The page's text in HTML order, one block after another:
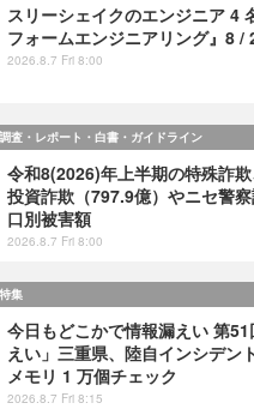
スリーシェイクのエンジニア 4
フォームエンジニアリング』8 /
2026.8.7 Fri 8:00
調査・レポート・白書・ガイドライン
令和8(2026)年上半期の特殊詐
投資詐欺（797.9億）やニセ警
口別被害額
2026.8.7 Fri 8:00
特集
今日もどこかで情報漏えい 第
えい」三重県、陸自インシデン
メモリ 1 万個チェック
2026.8.7 Fri 8:15